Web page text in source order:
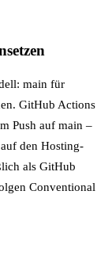
main für
GitHub Actions
Push auf main –
auf den Hosting-
als GitHub
Conventional